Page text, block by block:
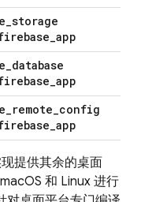
_storage
_app
_database
_app
_remote_config
_app
提供其余的桌面
和 Linux 进行